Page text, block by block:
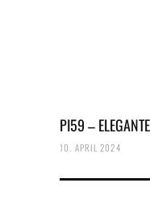
PI59 –
10. APRIL 2024